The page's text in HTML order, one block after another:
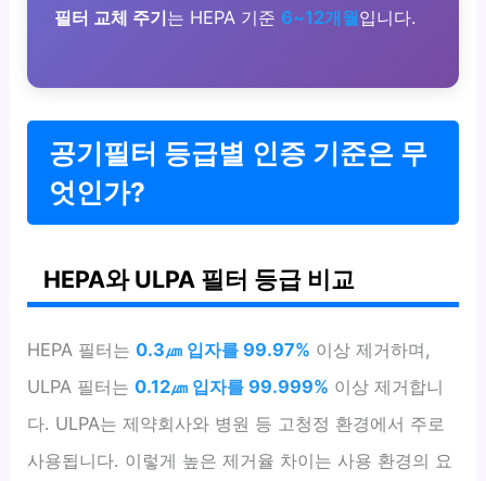
필터 교체 주기는 HEPA 기준 6~12개월입니다.
공기필터 등급별 인증 기준은 무
엇인가?
HEPA와 ULPA 필터 등급 비교
HEPA 필터는0.3㎛ 입자를 99.97% 이상 제거하며,
ULPA 필터는0.12㎛ 입자를 99.999% 이상 제거합니
다. ULPA는 제약회사와 병원 등 고청정 환경에서 주로
사용됩니다. 이렇게 높은 제거율 차이는 사용 환경의 요